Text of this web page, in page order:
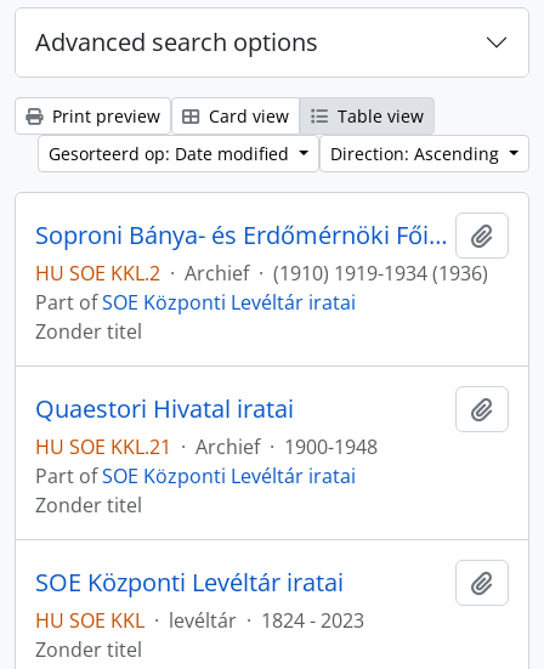
Advanced search options
Print preview Card view
Table view
Gesorteerd op: Date modified
Direction: Ascending
Soproni Bánya- és Erdőmérnöki Főiskola Rektori Hivatalának iratai
HU SOE KKL.2 · Archief · (1910) 1919-1934 (1936)
Part ofSOE Központi Levéltár iratai
Zonder titel
Quaestori Hivatal iratai
HU SOE KKL.21 · Archief · 1900-1948
Part ofSOE Központi Levéltár iratai
Zonder titel
SOE Központi Levéltár iratai
HU SOE KKL · levéltár · 1824 - 2023
Zonder titel